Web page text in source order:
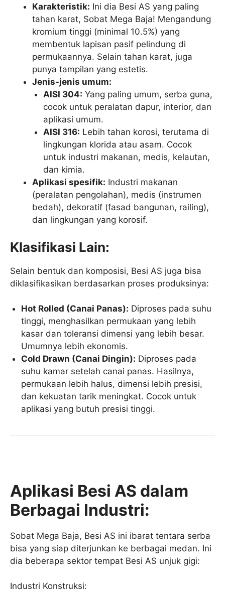
Karakteristik: Ini dia Besi AS yang paling
tahan karat, Sobat Mega Baja! Mengandung
kromium tinggi (minimal 10.5%) yang
membentuk lapisan pasif pelindung di
permukaannya. Selain tahan karat, juga
punya tampilan yang estetis.
Jenis-jenis umum:
AISI 304: Yang paling umum, serba guna,
cocok untuk peralatan dapur, interior, dan
aplikasi umum.
AISI 316: Lebih tahan korosi, terutama di
lingkungan klorida atau asam. Cocok
untuk industri makanan, medis, kelautan,
dan kimia.
Aplikasi spesifik: Industri makanan
(peralatan pengolahan), medis (instrumen
bedah), dekoratif (fasad bangunan, railing),
dan lingkungan yang korosif.
Klasifikasi Lain:
Selain bentuk dan komposisi, Besi AS juga bisa
diklasifikasikan berdasarkan proses produksinya:
Hot Rolled (Canai Panas): Diproses pada suhu
tinggi, menghasilkan permukaan yang lebih
kasar dan toleransi dimensi yang lebih besar.
Umumnya lebih ekonomis.
Cold Drawn (Canai Dingin): Diproses pada
suhu kamar setelah canai panas. Hasilnya,
permukaan lebih halus, dimensi lebih presisi,
dan kekuatan tarik meningkat. Cocok untuk
aplikasi yang butuh presisi tinggi.
Aplikasi Besi AS dalam
Berbagai Industri:
Sobat Mega Baja, Besi AS ini ibarat tentara serba
bisa yang siap diterjunkan ke berbagai medan. Ini
dia beberapa sektor tempat Besi AS unjuk gigi:
Industri Konstruksi: